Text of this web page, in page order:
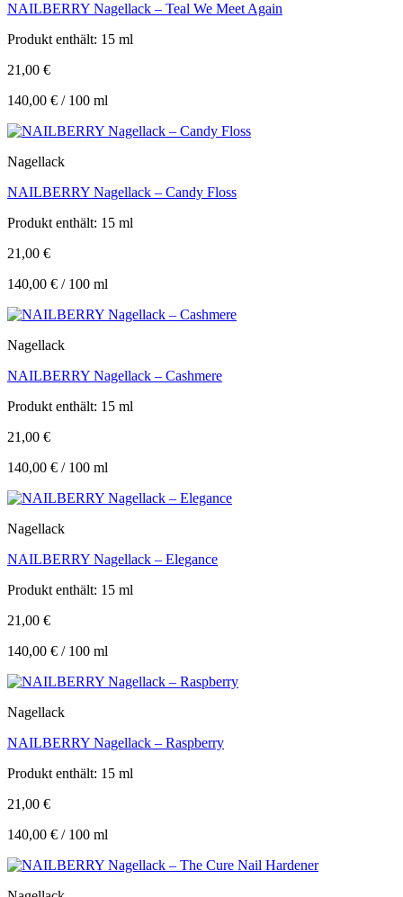
NAILBERRY Nagellack – Teal We Meet Again
Produkt enthält: 15 ml
21,00 €
140,00 € / 100 ml
Nagellack
NAILBERRY Nagellack – Candy Floss
Produkt enthält: 15 ml
21,00 €
140,00 € / 100 ml
Nagellack
NAILBERRY Nagellack – Cashmere
Produkt enthält: 15 ml
21,00 €
140,00 € / 100 ml
Nagellack
NAILBERRY Nagellack – Elegance
Produkt enthält: 15 ml
21,00 €
140,00 € / 100 ml
Nagellack
NAILBERRY Nagellack – Raspberry
Produkt enthält: 15 ml
21,00 €
140,00 € / 100 ml